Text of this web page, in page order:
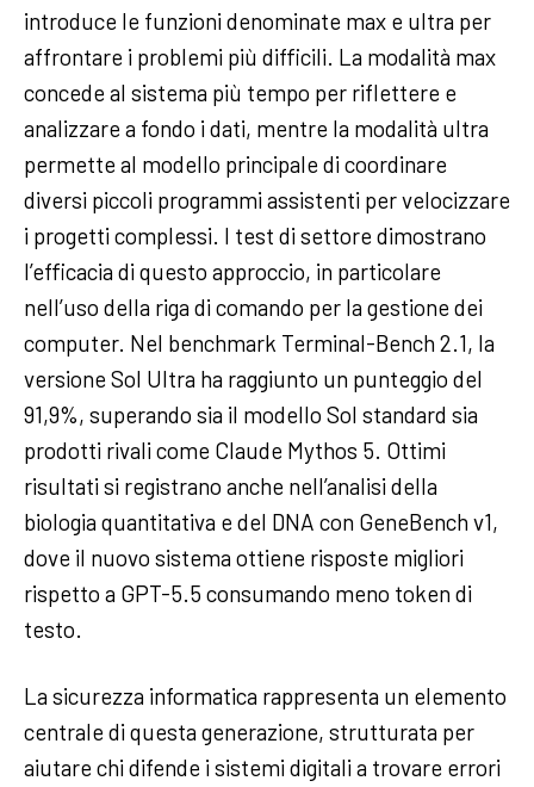
introduce le funzioni denominate max e ultra per
affrontare i problemi più difficili. La modalità max
concede al sistema più tempo per riflettere e
analizzare a fondo i dati, mentre la modalità ultra
permette al modello principale di coordinare
diversi piccoli programmi assistenti per velocizzare
i progetti complessi. I test di settore dimostrano
l’efficacia di questo approccio, in particolare
nell’uso della riga di comando per la gestione dei
computer. Nel benchmark Terminal-Bench 2.1, la
versione Sol Ultra ha raggiunto un punteggio del
91,9%, superando sia il modello Sol standard sia
prodotti rivali come Claude Mythos 5. Ottimi
risultati si registrano anche nell’analisi della
biologia quantitativa e del DNA con GeneBench v1,
dove il nuovo sistema ottiene risposte migliori
rispetto a GPT-5.5 consumando meno token di
testo.
La sicurezza informatica rappresenta un elemento
centrale di questa generazione, strutturata per
aiutare chi difende i sistemi digitali a trovare errori